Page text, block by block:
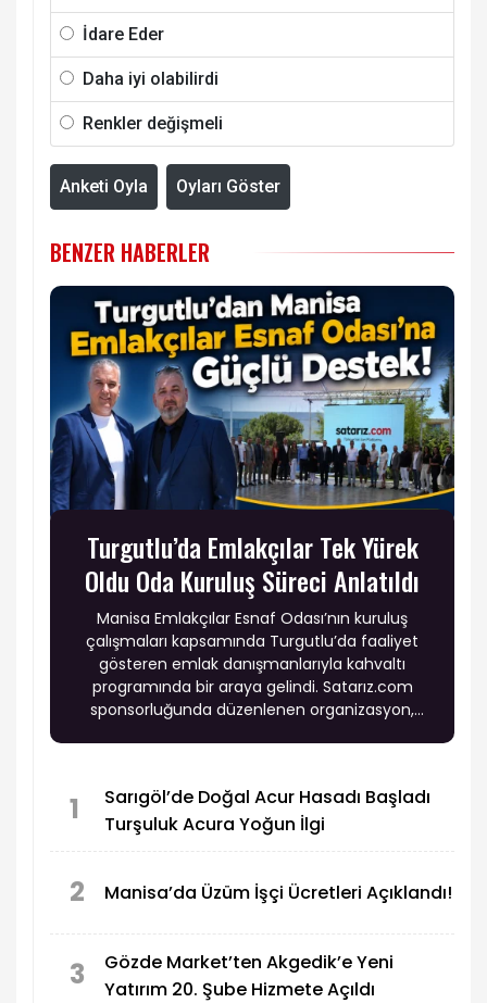
İdare Eder
Daha iyi olabilirdi
Renkler değişmeli
Anketi Oyla Oyları Göster
BENZER HABERLER
Turgutlu’da Emlakçılar Tek Yürek
Oldu Oda Kuruluş Süreci Anlatıldı
Manisa Emlakçılar Esnaf Odası’nın kuruluş
çalışmaları kapsamında Turgutlu’da faaliyet
gösteren emlak danışmanlarıyla kahvaltı
programında bir araya gelindi. Satarız.com
sponsorluğunda düzenlenen organizasyon,
1
Sarıgöl’de Doğal Acur Hasadı Başladı
Turşuluk Acura Yoğun İlgi
2 Manisa’da Üzüm İşçi Ücretleri Açıklandı!
3
Gözde Market’ten Akgedik’e Yeni
Yatırım 20. Şube Hizmete Açıldı